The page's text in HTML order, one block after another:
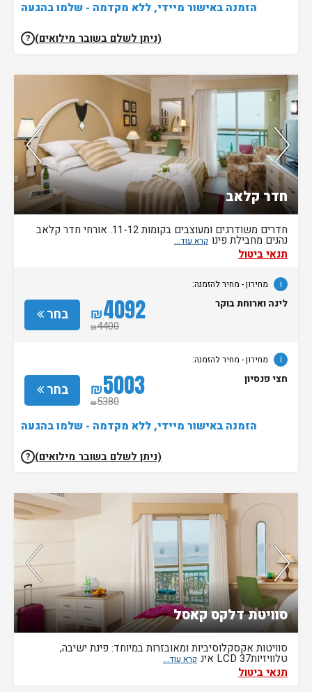
הזמנה באישור מיידי, ללא מקדמה - שלמו בהגעה
(ניתן לשלם בשובר מילואים) ?
נותרו 5 חדרים אחרונים בממשק!
חדר קלאב
חדרים משודרגים ומעוצבים בקומות 11-12. אורחי חדר קלאב
נהנים מחבילת פינו
תנאי ביטול
i מחירון- מחיר להזמנה:
בחר ₪4092
₪4400
לינה וארוחת בוקר
i מחירון- מחיר להזמנה:
בחר ₪5003
₪5380
חצי פנסיון
הזמנה באישור מיידי, ללא מקדמה - שלמו בהגעה
(ניתן לשלם בשובר מילואים) ?
סוויטת דלקס קאסל
סוויטות אקסקלוסיביות ומאובזרות במיוחד: פינת ישיבה,
טלוויזיותLCD 37 אינ
תנאי ביטול